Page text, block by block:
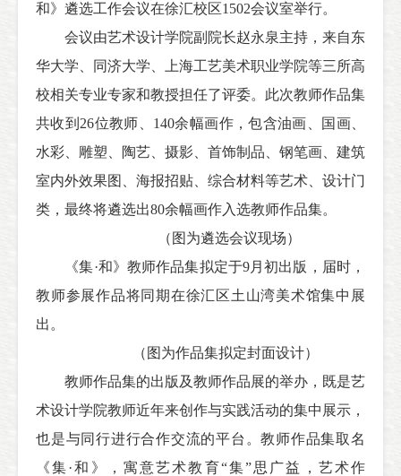
和》遴选工作会议在徐汇校区1502会议室举行。
会议由艺术设计学院副院长赵永泉主持，来自东
华大学、同济大学、上海工艺美术职业学院等三所高
校相关专业专家和教授担任了评委。此次教师作品集
共收到26位教师、140余幅画作，包含油画、国画、
水彩、雕塑、陶艺、摄影、首饰制品、钢笔画、建筑
室内外效果图、海报招贴、综合材料等艺术、设计门
类，最终将遴选出80余幅画作入选教师作品集。
（图为遴选会议现场）
《集·和》教师作品集拟定于9月初出版，届时，
教师参展作品将同期在徐汇区土山湾美术馆集中展
出。
（图为作品集拟定封面设计）
教师作品集的出版及教师作品展的举办，既是艺
术设计学院教师近年来创作与实践活动的集中展示，
也是与同行进行合作交流的平台。教师作品集取名
《集·和》，寓意艺术教育“集”思广益，艺术作